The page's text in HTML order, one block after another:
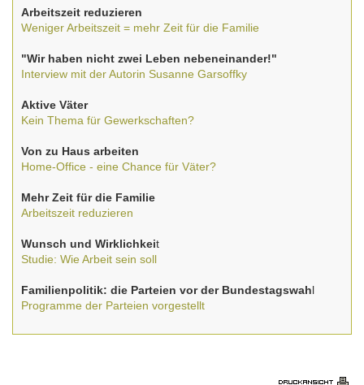
Arbeitszeit reduzieren
Weniger Arbeitszeit = mehr Zeit für die Familie
"Wir haben nicht zwei Leben nebeneinander!"
Interview mit der Autorin Susanne Garsoffky
Aktive Väter
Kein Thema für Gewerkschaften?
Von zu Haus arbeiten
Home-Office - eine Chance für Väter?
Mehr Zeit für die Familie
Arbeitszeit reduzieren
Wunsch und Wirklichkeit
Studie: Wie Arbeit sein soll
Familienpolitik: die Parteien vor der Bundestagswahl
Programme der Parteien vorgestellt